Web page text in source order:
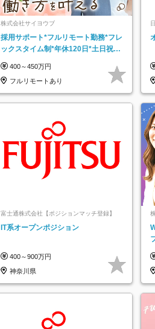
株式会社サイヨウブ
採用サポート*フルリモート勤務*フレ
ックスタイム制*年休120日*土日祝休
400～450万円
フルリモートあり
富士通株式会社【ポジションマッチ登録】
IT系オープンポジション
400～900万円
神奈川県